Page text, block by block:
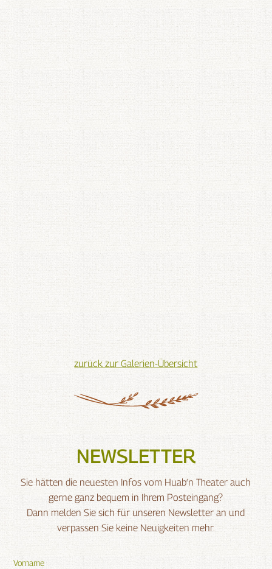
zurück zur Galerien-Übersicht
NEWSLETTER
Sie hätten die neuesten Infos vom Huab‘n Theater auch
gerne ganz bequem in Ihrem Posteingang?
Dann melden Sie sich für unseren Newsletter an und
verpassen Sie keine Neuigkeiten mehr.
Vorname